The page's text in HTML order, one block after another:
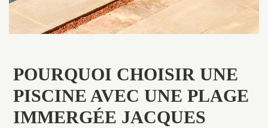
POURQUOI CHOISIR UNE
PISCINE AVEC UNE PLAGE
IMMERGÉE JACQUES